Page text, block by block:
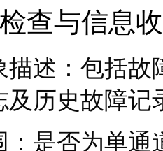
查与信息
描述：包括
及历史故障记
：是否为单